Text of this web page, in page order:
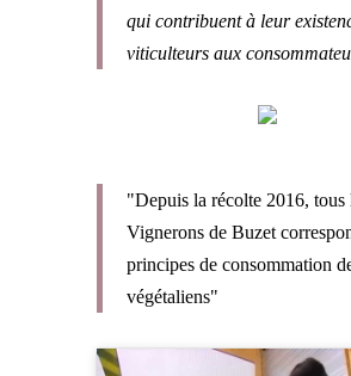
qui contribuent à leur
viticulteurs aux
"Depuis la récolte 2016, tous
Vignerons de Buzet
principes de consommation
végétaliens"